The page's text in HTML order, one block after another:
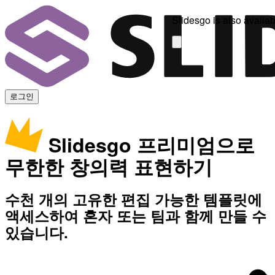
Slidesgo is also
로그인
Slidesgo 프리미엄으로
무한한 창의력 표현하기
수천 개의 고유한 편집 가능한 템플릿에
액세스하여 혼자 또는 팀과 함께 만들 수
있습니다.